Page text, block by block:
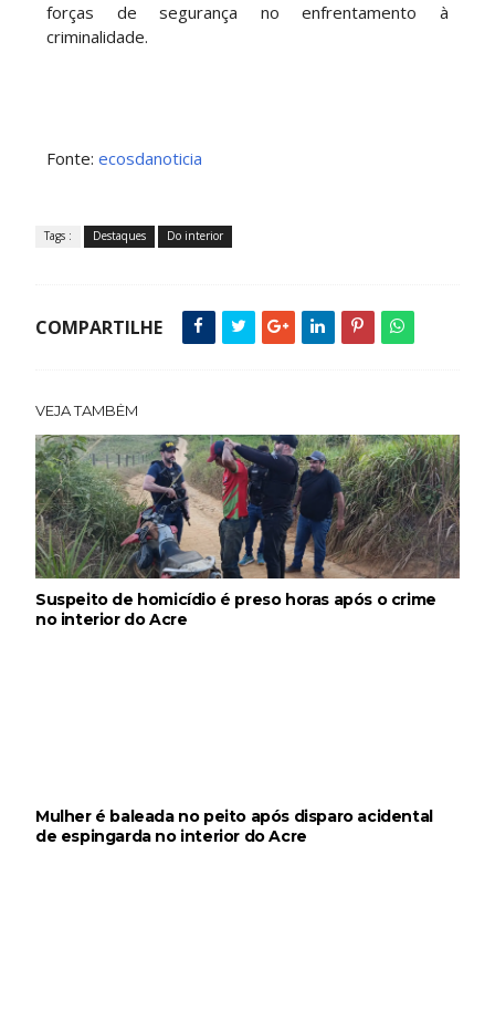
forças de segurança no enfrentamento à
criminalidade.
Fonte: ecosdanoticia
Tags : Destaques Do interior
COMPARTILHE
VEJA TAMBÉM
Suspeito de homicídio é preso horas após o crime
no interior do Acre
Mulher é baleada no peito após disparo acidental
de espingarda no interior do Acre